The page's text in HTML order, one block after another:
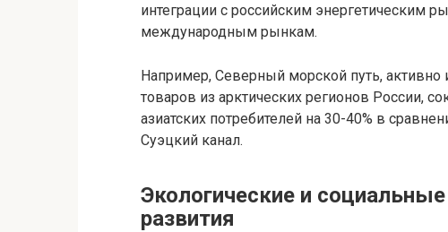
интеграции с российским энергетическим
международным рынкам.
Например, Северный морской путь, активно
товаров из арктических регионов России,
азиатских потребителей на 30-40% в
Суэцкий канал.
Экологические и
развития